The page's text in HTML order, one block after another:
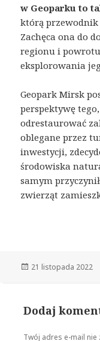
w Geoparku to
którą przewodnik
Zachęca ona do
regionu i
eksplorowania
Geopark Mirsk
perspektywę
odrestaurować
oblegane przez
inwestycji,
środowiska
samym
zwierząt
Opublikowano
21 listopada 2022
Dodaj
Twój adres e-mail